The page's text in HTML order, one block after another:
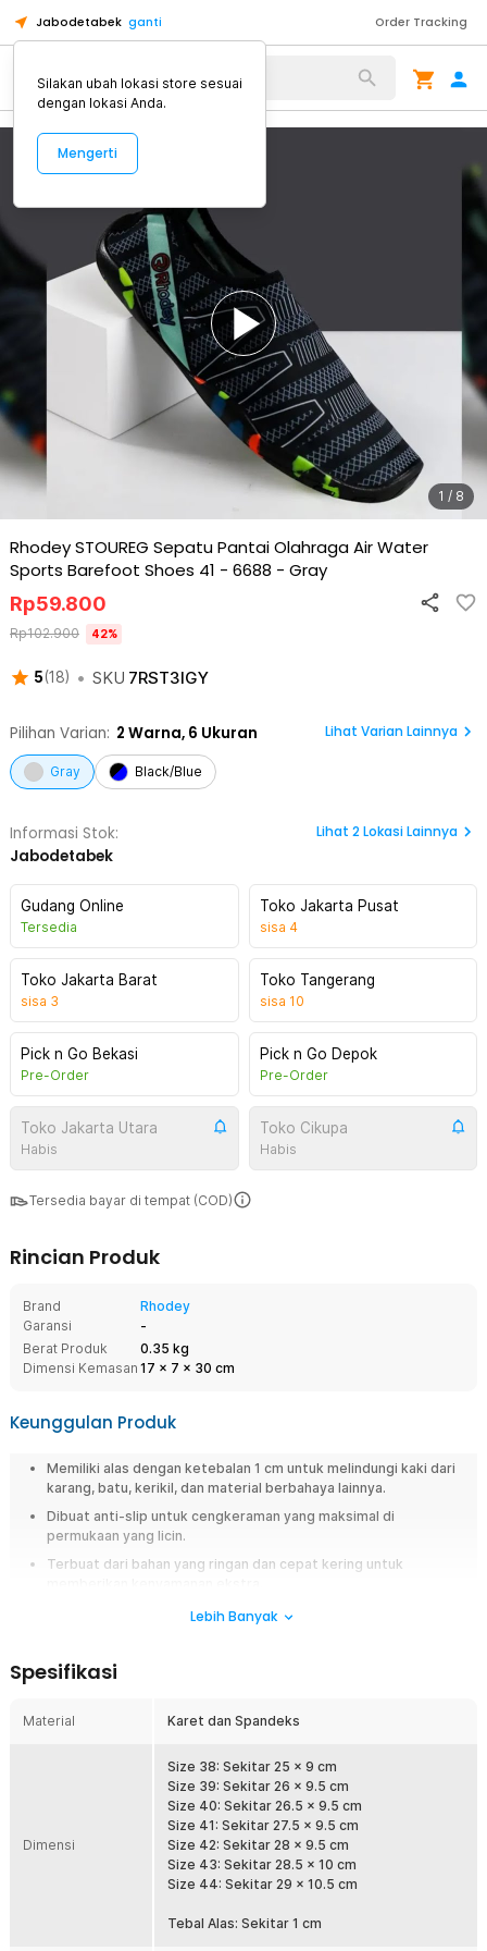
Jabodetabek ganti Order Tracking
Alat Kopi
1 / 8
Rhodey STOUREG Sepatu Pantai Olahraga Air Water
Sports Barefoot Shoes 41 - 6688 - Gray
5(18) • SKU 7RST3IGY
Rp59.800
Rp102.900 42%
Pilihan Varian: 2 Warna, 6 Ukuran Lihat Varian Lainnya
Gray Black/Blue
Informasi Stok:
Jabodetabek
Lihat 2Lokasi Lainnya
Gudang Online
Tersedia
Toko Jakarta Pusat
sisa 4
Toko Jakarta Barat
sisa 3
Toko Tangerang
sisa 10
Pick n Go Bekasi
Pre-Order
Pick n Go Depok
Pre-Order
Toko Jakarta Utara
Habis
Toko Cikupa
Habis
Tersedia bayar di tempat (COD)
Rincian Produk
Brand
Rhodey
Garansi
-
Berat Produk
0.35 kg
Dimensi Kemasan 17 x 7 x 30 cm
Keunggulan Produk
Memiliki alas dengan ketebalan 1 cm untuk melindungi kaki dari
karang, batu, kerikil, dan material berbahaya lainnya.
Dibuat anti-slip untuk cengkeraman yang maksimal di
permukaan yang licin.
Terbuat dari bahan yang ringan dan cepat kering untuk
Hadir dengan berbagai ukuran mulai dari 38, 39, 40, 41, 42, 43,
Overview
menggunakan sepatu pantai. Sepatu yang satu ini didesain untuk
berselancar, menyelam, dan kegiatan air lainnya. Dibuat dari bahan yang
fleksibel dan tentu saja tahan air. Bagian alasnya dibuat anti-slip
sehingga mampu memberikan perlindungan yang maksimal. Tersedia
dengan banyak ukuran yang bisa dipilih.
Dirancang dengan alas yang tebal untuk melindungi kaki dari batu
Lebih Banyak
Spesifikasi
Material Karet dan Spandeks
Dimensi
Size 38: Sekitar 25 x 9 cm
Size 39: Sekitar 26 x 9.5 cm
Size 40: Sekitar 26.5 x 9.5 cm
Size 41: Sekitar 27.5 x 9.5 cm
Size 42: Sekitar 28 x 9.5 cm
Size 43: Sekitar 28.5 x 10 cm
Size 44: Sekitar 29 x 10.5 cm
Tebal Alas: Sekitar 1 cm
Silakan ubah lokasi store sesuai
dengan lokasi Anda.
Mengerti